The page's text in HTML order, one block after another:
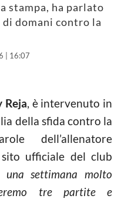
stampa, ha parlato
domani contro la
| 16:07
Reja, è intervenuto in
della sfida contro la
dell’allenatore
ufficiale del club
una settimana molto
tre partite e